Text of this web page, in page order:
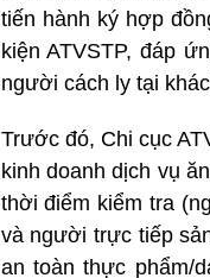
tiến hành ký hợp
kiện ATVSTP, đáp
người cách ly tại
Trước đó, Chi cục
kinh doanh dịch vụ
thời điểm kiểm tra
và người trực tiếp
an toàn thực phẩm/